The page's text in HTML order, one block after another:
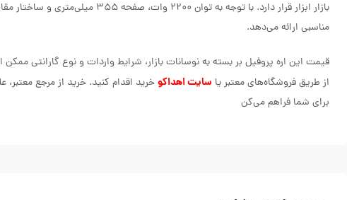
بازار ابزار قرار دارد. با توجه به
مناسبی ارائه می‌دهد.
قیمت این اره پروفیل بر بسته به نوسانات بازار، شرایط واردات و نوع گارانتی ممکن
از طریق فروشگاه‌های معتبر یا سایت اهداکوخرید اقدام کنید. خرید از مرجع معتبر،
برای شما فراهم می‌کن